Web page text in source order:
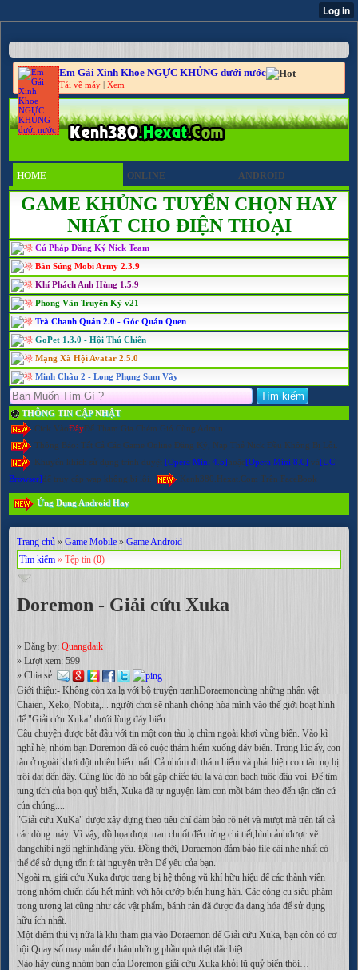
Em Gái Xinh Khoe NGỰC KHỦNG dưới nước
Tải về máy | Xem
HOME ONLINE ANDROID
GAME KHỦNG TUYỂN CHỌN HAY
NHẤT CHO ĐIỆN THOẠI
Cú Pháp Đăng Ký Nick Team
Bắn Súng Mobi Army 2.3.9
Khí Phách Anh Hùng 1.5.9
Phong Vân Truyền Kỳ v21
Trà Chanh Quán 2.0 - Góc Quán Quen
GoPet 1.3.0 - Hội Thú Chiến
Mạng Xã Hội Avatar 2.5.0
Minh Châu 2 - Long Phụng Sum Vầy
THÔNG TIN CẬP NHẬT
Cick VàoĐây Để Tham Gia Chém Gió Cùng Admin.
Thông Báo: Tất Cả Các Game Online Đăng Ký, Nạp Thẻ Nick Đều Không Bị Lỗi.
Khuyến khích sử dụng trình duyệt [Opera Mini 4.5] hoặc[Opera Mini 8.0] và[UC
Browser]để truy cập wap không bị lỗi. Kenh380.Hexat.Com Trên FaceBook
Ứng Dụng Android Hay
Trang chủ » Game Mobile » Game Android
Tìm kiếm » Tệp tin (0)
Doremon - Giải cứu Xuka
» Đăng by: Quangdaik
» Lượt xem: 599
» Chia sẻ:
Giới thiệu:- Không còn xa lạ với bộ truyện tranhDoraemoncùng những nhân vật
Chaien, Xeko, Nobita,... người chơi sẽ nhanh chóng hòa mình vào thế giới hoạt hình
để "Giải cứu Xuka" dưới lòng đáy biển.
Câu chuyện được bắt đầu với tin một con tàu lạ chìm ngoài khơi vùng biển. Vào kì
nghỉ hè, nhóm bạn Doremon đã có cuộc thám hiểm xuống đáy biển. Trong lúc ấy, con
tàu ở ngoài khơi đột nhiên biến mất. Cả nhóm đi thám hiểm và phát hiện con tàu nọ bị
trôi dạt đến đây. Cùng lúc đó họ bắt gặp chiếc tàu lạ và con bạch tuộc đầu voi. Để tìm
tung tích của bọn quỷ biển, Xuka đã tự nguyện làm con mồi bám theo đến tận căn cứ
của chúng....
"Giải cứu XuKa" được xây dựng theo tiêu chí đảm bảo rõ nét và mượt mà trên tất cả
các dòng máy. Vì vậy, đồ họa được trau chuốt đến từng chi tiết,hình ảnhđược vẽ
dạngchibi ngộ nghĩnhđáng yêu. Đồng thời, Doraemon đảm bảo file cài nhẹ nhất có
thể để sử dụng tốn ít tài nguyên trên Dế yêu của bạn.
Ngoài ra, giải cứu Xuka được trang bị hệ thống vũ khí hữu hiệu để các thành viên
trong nhóm chiến đấu hết mình với hội cướp biển hung hãn. Các công cụ siêu phàm
trong tương lai cũng như các vật phẩm, bánh rán đã được đa dạng hóa để sử dụng
hữu ích nhất.
Một điểm thú vị nữa là khi tham gia vào Doraemon để Giải cứu Xuka, bạn còn có cơ
hội Quay số may mắn để nhận những phần quà thật đặc biệt.
Nào hãy cùng nhóm bạn của Doremon giải cứu Xuka khỏi lũ quỷ biển thôi…